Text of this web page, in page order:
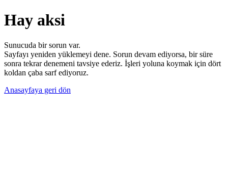
Hay aksi
Sunucuda bir sorun var.
Sayfayı yeniden yüklemeyi dene. Sorun devam ediyorsa, bir süre
sonra tekrar denemeni tavsiye ederiz. İşleri yoluna koymak için dört
koldan çaba sarf ediyoruz.
Anasayfaya geri dön